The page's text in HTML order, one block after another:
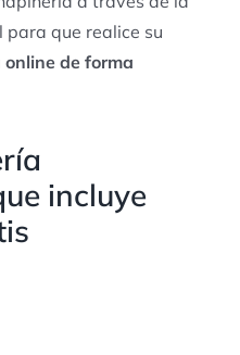
que realice su
de forma
incluye